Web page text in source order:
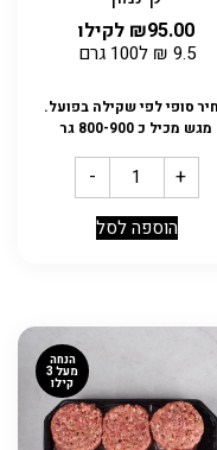
₪95.00 לקילו
9.5
₪ ל100 גרם
סופי לפי שקילה בפועל.
מגש מכיל כ 800-900 גר
- +
הוספה לסל
הנחה
מעל 3
קילו